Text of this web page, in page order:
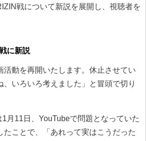
戦について新説を展開し、視聴者を
に新説
活動を再開いたします。休止させてい
、いろいろ考えました」と冒頭で切り
月11日、YouTubeで問題となっていた
たことで、「あれって実はこうだった